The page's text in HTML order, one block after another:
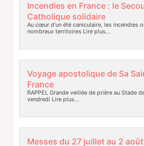
Incendies en France : le
Catholique solidaire
Au cœur d’un été caniculaire, les incendies
nombreux territoires Lire plus…
Voyage apostolique de Sa
France
RAPPEL Grande veillée de prière au Stade
vendredi Lire plus…
Messes du 27 juillet au 2